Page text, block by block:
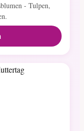
- Tulpen,